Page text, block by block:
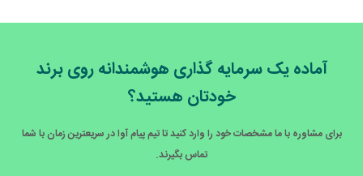
آماده یک سرمایه گذاری هوشمندانه روی برند
خودتان هستید؟
برای مشاوره با ما مشخصات خود را وارد کنید تا تیم پیام آوا در سریعترین زمان با شما
تماس بگیرند.